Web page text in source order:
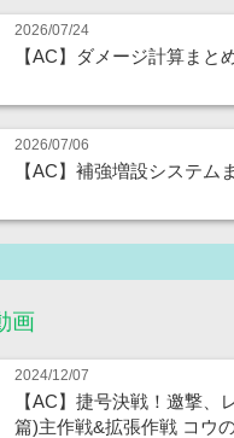
2026/07/24
【AC】ダメージ計算まと
2026/07/06
【AC】補強増設システ
画
2024/12/07
【AC】捷号決戦！邀撃、
篇)主作戦&拡張作戦 コウ